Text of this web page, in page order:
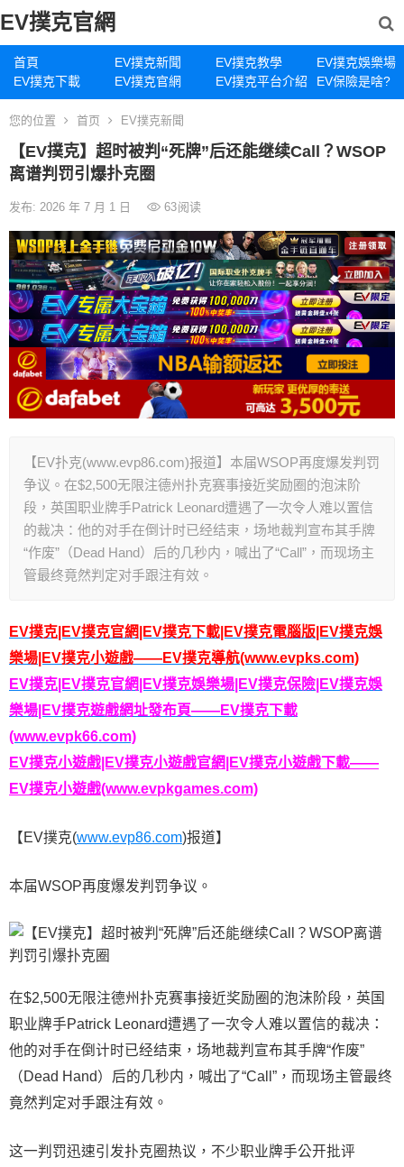
EV撲克官網
首頁 EV撲克新聞 EV撲克教學
EV撲克娛樂場
EV撲克下載
EV撲克官網 EV撲克平台介紹 EV保險是啥?
您的位置 首页 EV撲克新聞
【EV撲克】超时被判“死牌”后还能继续Call？WSOP
离谱判罚引爆扑克圈
发布: 2026 年 7 月 1 日 63阅读
【EV扑克(www.evp86.com)报道】本届WSOP再度爆发判罚
争议。在$2,500无限注德州扑克赛事接近奖励圈的泡沫阶
段，英国职业牌手Patrick Leonard遭遇了一次令人难以置信
的裁决：他的对手在倒计时已经结束，场地裁判宣布其手牌
“作废”（Dead Hand）后的几秒内，喊出了“Call”，而现场主
管最终竟然判定对手跟注有效。
EV撲克|EV撲克官網|EV撲克下載|EV撲克電腦版|EV撲克娛
樂場|EV撲克小遊戲——EV撲克導航(www.evpks.com)
EV撲克|EV撲克官網|EV撲克娛樂場|EV撲克保險|EV撲克娛
樂場|EV撲克遊戲網址發布頁——EV撲克下載
(www.evpk66.com)
EV撲克小遊戲|EV撲克小遊戲官網|EV撲克小遊戲下載——
EV撲克小遊戲(www.evpkgames.com)
【EV撲克(www.evp86.com)报道】
本届WSOP再度爆发判罚争议。
在$2,500无限注德州扑克赛事接近奖励圈的泡沫阶段，英国
职业牌手Patrick Leonard遭遇了一次令人难以置信的裁决：
他的对手在倒计时已经结束，场地裁判宣布其手牌“作废”
（Dead Hand）后的几秒内，喊出了“Call”，而现场主管最终
竟然判定对手跟注有效。
这一判罚迅速引发扑克圈热议，不少职业牌手公开批评